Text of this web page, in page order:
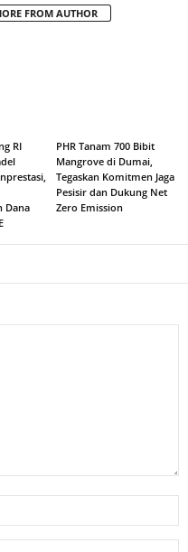
FROM AUTHOR
RI
Dana
PHR Tanam 700 Bibit
Mangrove di Dumai,
Tegaskan Komitmen Jaga
Pesisir dan Dukung Net
Zero Emission